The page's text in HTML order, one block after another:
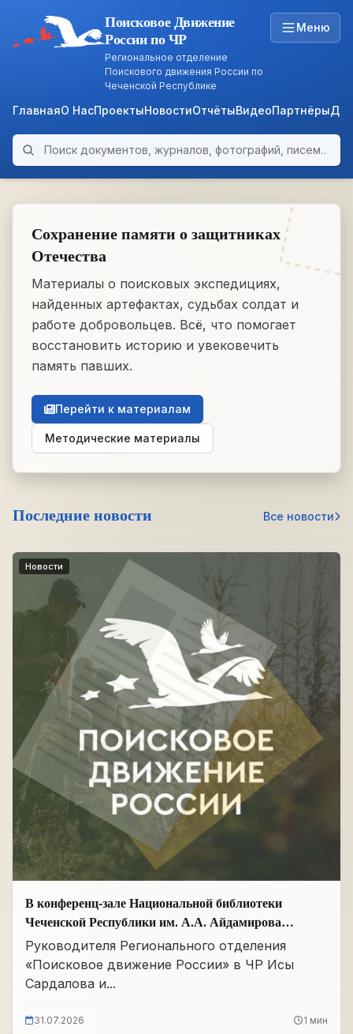
ARCHIVE
Поисковое Движение
России по ЧР
Региональное отделение
Поискового движения России по
Чеченской Республике
Меню
ГлавнаяО НасПроектыНовостиОтчётыВидеоПартнёры
Поиск по архиву
Сохранение памяти о защитниках
Отечества
Материалы о поисковых экспедициях,
найденных артефактах, судьбах солдат и
работе добровольцев. Всё, что помогает
восстановить историю и увековечить
память павших.
Перейти к материалам
Методические материалы
Последние новости Все новости
Новости
В конференц-зале Национальной библиотеки
Чеченской Республики им. А.А. Айдамирова
прошло заседание
Руководителя Регионального отделения
«Поисковое движение России» в ЧР Исы
Сардалова и...
31.07.2026 1 мин